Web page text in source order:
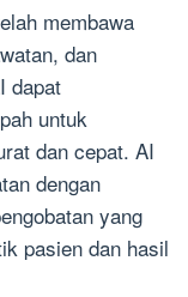
membawa
dan
dapat
untuk
dan cepat. AI
dengan
yang
pasien dan hasil